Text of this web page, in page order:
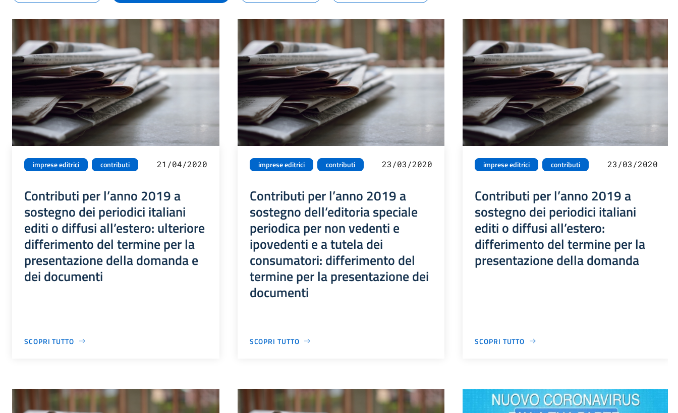
imprese editrici contributi 21/04/2020
Contributi per l’anno 2019 a
sostegno dei periodici italiani
editi o diffusi all’estero: ulteriore
differimento del termine per la
presentazione della domanda e
dei documenti
SCOPRI TUTTO
imprese editrici contributi 23/03/2020
Contributi per l’anno 2019 a
sostegno dell’editoria speciale
periodica per non vedenti e
ipovedenti e a tutela dei
consumatori: differimento del
termine per la presentazione dei
documenti
SCOPRI TUTTO
imprese editrici contributi 23/03/2020
Contributi per l’anno 2019 a
sostegno dei periodici italiani
editi o diffusi all’estero:
differimento del termine per la
presentazione della domanda
SCOPRI TUTTO